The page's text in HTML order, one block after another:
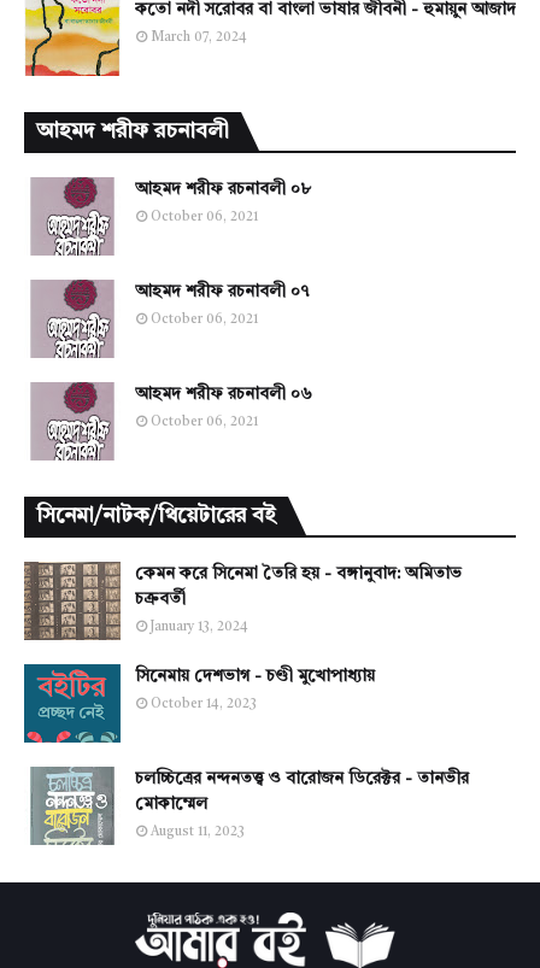
কতো নদী সরোবর বা বাংলা ভাষার জীবনী - হুমায়ুন আজাদ
March 07, 2024
আহমদ শরীফ রচনাবলী
আহমদ শরীফ রচনাবলী ০৮
October 06, 2021
আহমদ শরীফ রচনাবলী ০৭
October 06, 2021
আহমদ শরীফ রচনাবলী ০৬
October 06, 2021
সিনেমা/নাটক/থিয়েটারের বই
কেমন করে সিনেমা তৈরি হয় - বঙ্গানুবাদ: অমিতাভ
চক্রবর্তী
January 13, 2024
সিনেমায় দেশভাগ - চণ্ডী মুখোপাধ্যায়
October 14, 2023
চলচ্চিত্রের নন্দনতত্ত্ব ও বারোজন ডিরেক্টর - তানভীর
মোকাম্মেল
August 11, 2023